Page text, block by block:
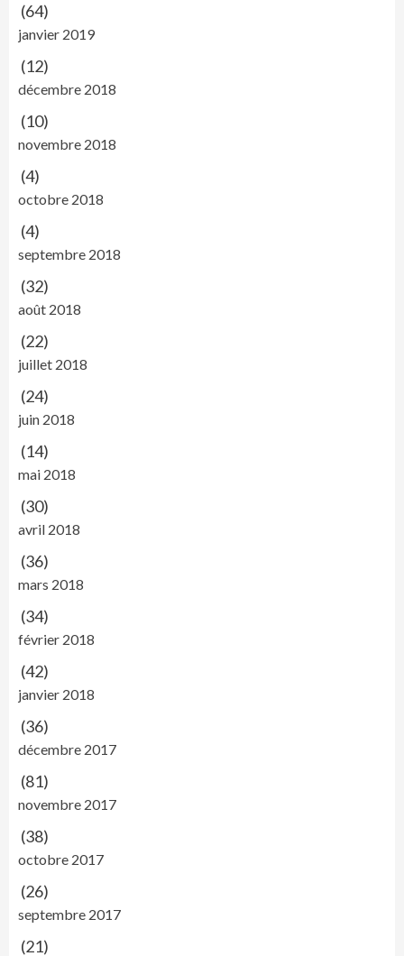
(64)
janvier 2019
(12)
décembre 2018
(10)
novembre 2018
(4)
octobre 2018
(4)
septembre 2018
(32)
août 2018
(22)
juillet 2018
(24)
juin 2018
(14)
mai 2018
(30)
avril 2018
(36)
mars 2018
(34)
février 2018
(42)
janvier 2018
(36)
décembre 2017
(81)
novembre 2017
(38)
octobre 2017
(26)
septembre 2017
(21)